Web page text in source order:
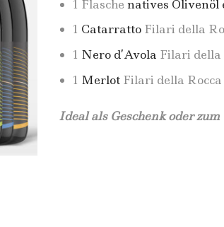
1 Flasche natives Olivenöl
1 Catarratto Filari della
1 Nero d’Avola Filari della
1 Merlot Filari della Rocca
Ideal als Geschenk oder